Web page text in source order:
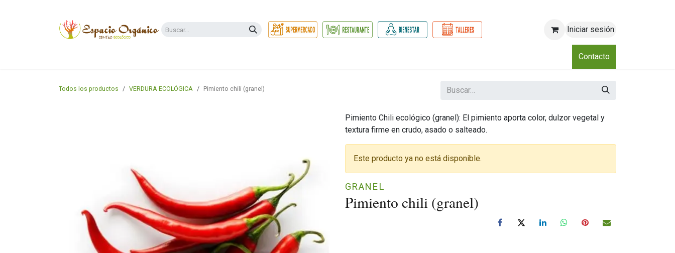
Iniciar sesión
Club
Contacto
Todos los productos VERDURA ECOLÓGICA Pimiento chili (granel)
Pimiento chili (granel)
Pimiento Chili ecológico (granel): El pimiento aporta color, dulzor vegetal y
textura firme en crudo, asado o salteado.
GRANEL
Este producto ya no está disponible.